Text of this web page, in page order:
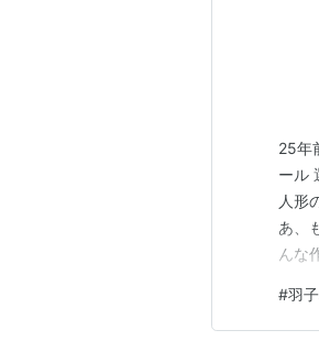
25年
ール
人形
あ、
んな
です
た。
#羽